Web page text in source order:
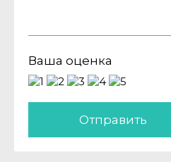
Ваша оценка
Отправить